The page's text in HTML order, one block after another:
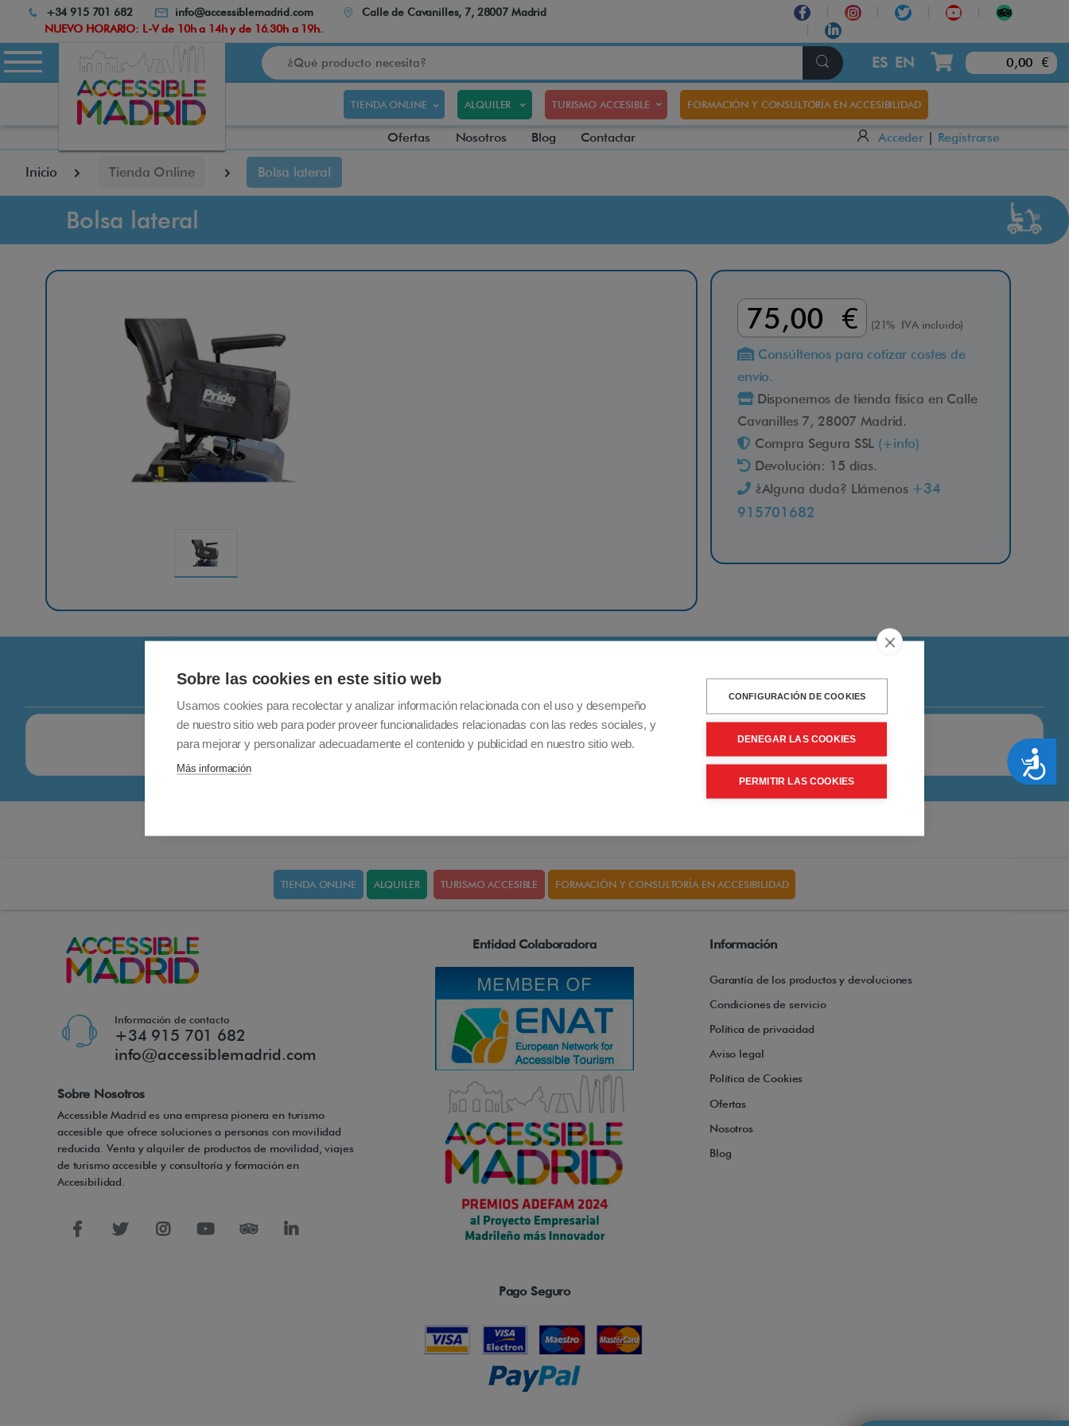
Atención:
sitio
cuenta
con
de
Control-
el
Accesibilidad
+34 915 701 682 info@accessiblemadrid.com
Calle de Cavanilles, 7, 28007 Madrid
NUEVO HORARIO: L-V de 10h a 14h y de 16.30h a 19h.
Buscar
ES EN 0,00 €
TIENDA ONLINE ALQUILER TURISMO ACCESIBLE FORMACIÓN Y CONSULTORÍA EN ACCESIBILIDAD
Ofertas Nosotros Blog Contactar Acceder | Registrarse
Inicio Tienda Online Bolsa lateral
Bolsa lateral
75,00 € (21% IVA incluido)
Consúltenos para cotizar costes de
envío.
Disponemos de tienda física en Calle
Cavanilles 7, 28007 Madrid.
Compra Segura SSL (+info)
Devolución: 15 días.
¿Alguna duda? Llámenos +34
915701682
TIENDA ONLINE ALQUILER TURISMO ACCESIBLE FORMACIÓN Y CONSULTORÍA EN ACCESIBILIDAD
Información de contacto
+34 915 701 682
info@accessiblemadrid.com
Sobre Nosotros
Accessible Madrid es una empresa pionera en turismo
accesible que ofrece soluciones a personas con movilidad
reducida. Venta y alquiler de productos de movilidad, viajes
de turismo accesible y consultoría y formación en
Accesibilidad.
Entidad Colaboradora
Pago Seguro
Información
Garantía de los productos y devoluciones
Condiciones de servicio
Política de privacidad
Aviso legal
Política de Cookies
Ofertas
Nosotros
Blog
Sobre las cookies en este sitio web
Usamos cookies para recolectar y analizar información relacionada con el uso y desempeño
de nuestro sitio web para poder proveer funcionalidades relacionadas con las redes sociales, y
para mejorar y personalizar adecuadamente el contenido y publicidad en nuestro sitio web.
Más información
CONFIGURACIÓN DE COOKIES
DENEGAR LAS COOKIES
PERMITIR LAS COOKIES